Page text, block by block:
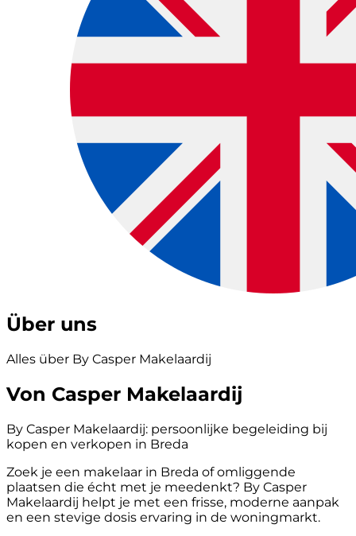
Über uns
Alles über By Casper Makelaardij
Von Casper Makelaardij
By Casper Makelaardij: persoonlijke begeleiding bij
kopen en verkopen in Breda
Zoek je een makelaar in Breda of omliggende
plaatsen die écht met je meedenkt? By Casper
Makelaardij helpt je met een frisse, moderne aanpak
en een stevige dosis ervaring in de woningmarkt.